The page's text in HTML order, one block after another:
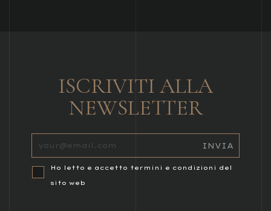
ISCRIVITI ALLA
NEWSLETTER
Ho letto e accetto termini e condizioni del
sito web